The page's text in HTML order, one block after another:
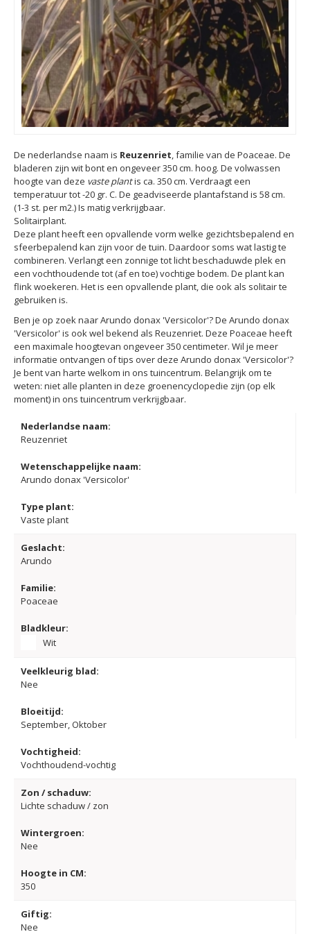
De nederlandse naam is Reuzenriet , familie van de Poaceae. De
bladeren zijn wit bont en ongeveer 350 cm. hoog. De volwassen
hoogte van deze vaste plantis ca. 350 cm. Verdraagt een
temperatuur tot -20 gr. C. De geadviseerde plantafstand is 58 cm.
(1-3 st. per m2.) Is matig verkrijgbaar.
Solitairplant.
Deze plant heeft een opvallende vorm welke gezichtsbepalend en
sfeerbepalend kan zijn voor de tuin. Daardoor soms wat lastig te
combineren. Verlangt een zonnige tot licht beschaduwde plek en
een vochthoudende tot (af en toe) vochtige bodem. De plant kan
flink woekeren. Het is een opvallende plant, die ook als solitair te
gebruiken is.
Ben je op zoek naar Arundo donax 'Versicolor'? De Arundo donax
'Versicolor' is ook wel bekend als Reuzenriet. Deze Poaceae heeft
een maximale hoogtevan ongeveer 350 centimeter. Wil je meer
informatie ontvangen of tips over deze Arundo donax 'Versicolor'?
Je bent van harte welkom in ons tuincentrum. Belangrijk om te
weten: niet alle planten in deze groenencyclopedie zijn (op elk
moment) in ons tuincentrum verkrijgbaar.
Nederlandse naam:
Reuzenriet
Wetenschappelijke naam:
Arundo donax 'Versicolor'
Type plant:
Vaste plant
Geslacht:
Arundo
Familie:
Poaceae
Bladkleur:
Wit
Veelkleurig blad:
Nee
Bloeitijd:
September, Oktober
Vochtigheid:
Vochthoudend-vochtig
Zon / schaduw:
Lichte schaduw / zon
Wintergroen:
Nee
Hoogte in CM:
350
Giftig:
Nee